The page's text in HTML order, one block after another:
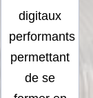
digitaux
performants
permettant
de se